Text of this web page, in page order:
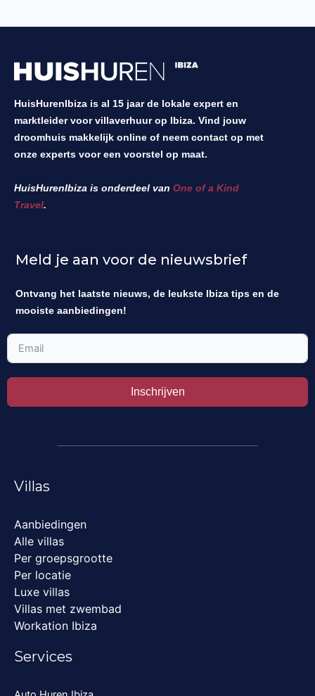
HuisHurenIbiza is al 15 jaar de lokale expert en
marktleider voor villaverhuur op Ibiza. Vind jouw
droomhuis makkelijk online of neem contact op met
onze experts voor een voorstel op maat.
HuisHurenIbiza is onderdeel van One of a Kind
Travel.
Meld je aan voor de nieuwsbrief
Ontvang het laatste nieuws, de leukste Ibiza tips en de
mooiste aanbiedingen!
Inschrijven
Villas
Aanbiedingen
Alle villas
Per groepsgrootte
Per locatie
Luxe villas
Villas met zwembad
Workation Ibiza
Services